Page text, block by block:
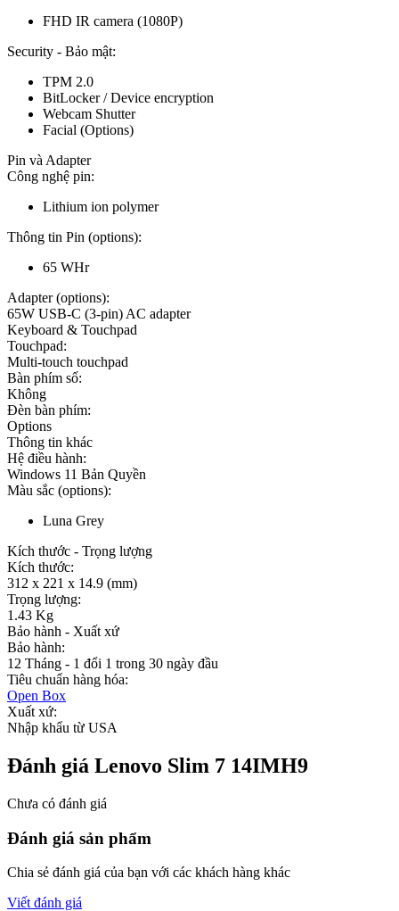
FHD IR camera (1080P)
Security - Bảo mật:
TPM 2.0
BitLocker / Device encryption
Webcam Shutter
Facial (Options)
Pin và Adapter
Công nghệ pin:
Lithium ion polymer
Thông tin Pin (options):
65 WHr
Adapter (options):
65W USB-C (3-pin) AC adapter
Keyboard & Touchpad
Touchpad:
Multi-touch touchpad
Bàn phím số:
Không
Đèn bàn phím:
Options
Thông tin khác
Hệ điều hành:
Windows 11 Bản Quyền
Màu sắc (options):
Luna Grey
Kích thước - Trọng lượng
Kích thước:
312 x 221 x 14.9 (mm)
Trọng lượng:
1.43 Kg
Bảo hành - Xuất xứ
Bảo hành:
12 Tháng - 1 đổi 1 trong 30 ngày đầu
Tiêu chuẩn hàng hóa:
Open Box
Xuất xứ:
Nhập khẩu từ USA
Đánh giá Lenovo Slim 7 14IMH9
Chưa có đánh giá
Đánh giá sản phẩm
Chia sẻ đánh giá của bạn với các khách hàng khác
Viết đánh giá